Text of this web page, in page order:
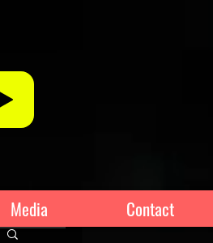
Media Contact